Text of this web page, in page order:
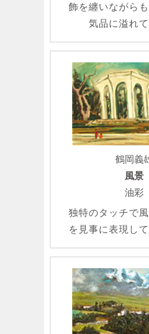
飾を纏いながら
気品に溢れて
鶴岡義
風景
油彩
独特のタッチで
を見事に表現し